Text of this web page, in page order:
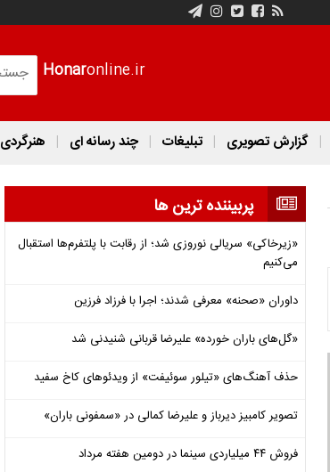
Honaronline.ir
گزارش تصویری تبلیغات چند رسانه ای هنرگردی
پربیننده ترین ها
«زیرخاکی» سریالی نوروزی شد؛ از رقابت با پلتفرم‌ها استقبال
می‌کنیم
داوران «صحنه» معرفی شدند؛ اجرا با فرزاد فرزین
«گل‌های باران خورده» علیرضا قربانی شنیدنی شد
حذف آهنگ‌های «تیلور سوئیفت» از ویدئوهای کاخ سفید
تصویر کامبیز دیرباز و علیرضا کمالی در «سمفونی باران»
فروش ۴۴ میلیاردی سینما در دومین هفته‌ مرداد